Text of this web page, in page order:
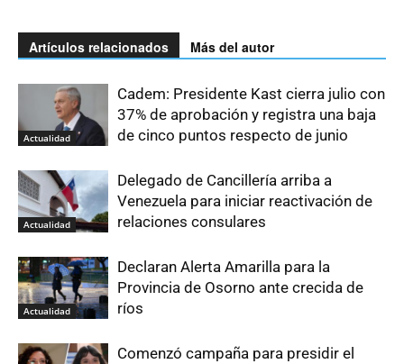
Artículos relacionados Más del autor
Actualidad
Cadem: Presidente Kast cierra julio con
37% de aprobación y registra una baja
de cinco puntos respecto de junio
Actualidad
Delegado de Cancillería arriba a
Venezuela para iniciar reactivación de
relaciones consulares
Actualidad
Declaran Alerta Amarilla para la
Provincia de Osorno ante crecida de
ríos
Comenzó campaña para presidir el